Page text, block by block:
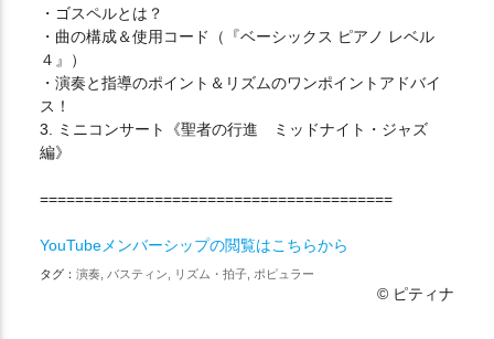
・ゴスペルとは？
・曲の構成＆使用コード（『ベーシックス ピアノ レベル
４』）
・演奏と指導のポイント＆リズムのワンポイントアドバイ
ス！
3. ミニコンサート《聖者の行進 ミッドナイト・ジャズ
編》
========================================
YouTubeメンバーシップの閲覧はこちらから
タグ： 演奏, バスティン, リズム・拍子, ポピュラー
© ピティナ